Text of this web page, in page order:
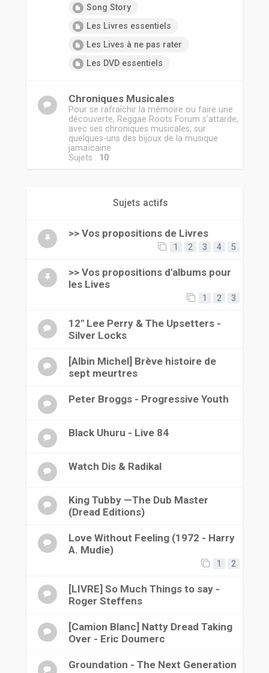
Song Story
Les Livres essentiels
Les Lives à ne pas rater
Les DVD essentiels
Chroniques Musicales
Pour se rafraîchir la mémoire ou faire une
découverte, Reggae Roots Forum s'attarde,
avec ses chroniques musicales, sur
quelques-uns des bijoux de la musique
jamaïcaine
Sujets : 10
Sujets actifs
>> Vos propositions de Livres
1 2 3 4 5
>> Vos propositions d'albums pour
les Lives
1 2 3
12" Lee Perry & The Upsetters -
Silver Locks
[Albin Michel] Brève histoire de
sept meurtres
Peter Broggs - Progressive Youth
Black Uhuru - Live 84
Watch Dis & Radikal
King Tubby —The Dub Master
(Dread Editions)
Love Without Feeling (1972 - Harry
A. Mudie)
1 2
[LIVRE] So Much Things to say -
Roger Steffens
[Camion Blanc] Natty Dread Taking
Over - Eric Doumerc
Groundation - The Next Generation